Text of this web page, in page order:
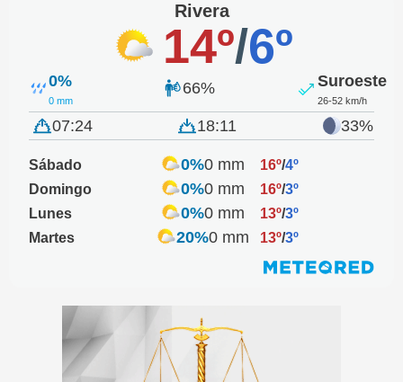
Rivera
14º/6º
0%
0 mm
66% Suroeste
26-52 km/h
07:24 18:11 33%
Sábado 0%0 mm 16º/4º
Domingo
0%0 mm 16º/3º
Lunes
0%0 mm 13º/3º
Martes
20%0 mm 13º/3º